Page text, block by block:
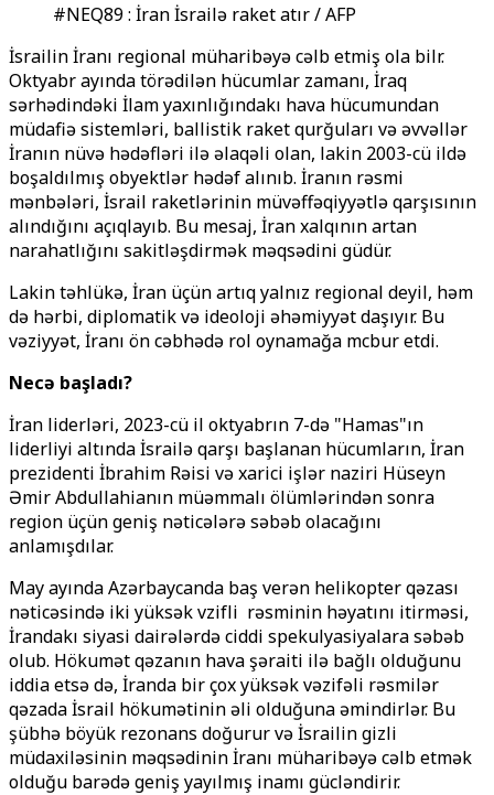
#NEQ89 : İran İsrailə raket atır / AFP
İsrailin İranı regional müharibəyə cəlb etmiş ola bilәr.
Oktyabr ayında törədilən hücumlar zamanı, İraq
sərhədindəki İlam yaxınlığındakı hava hücumundan
müdafiə sistemləri, ballistik raket qurğuları və əvvəllər
İranın nüvə hədəfləri ilə əlaqəli olan, lakin 2003-cü ildə
boşaldılmış obyektlər hədəf alınıb. İranın rəsmi
mənbələri, İsrail raketlərinin müvəffəqiyyətlə qarşısının
alındığını açıqlayıb. Bu mesaj, İran xalqının artan
narahatlığını sakitləşdirmək məqsədini güdür.
Lakin təhlükə, İran üçün artıq yalnız regional deyil, həm
də hərbi, diplomatik və ideoloji əhəmiyyət daşıyır. Bu
vəziyyət, İranı ön cəbhədə rol oynamağa mәcbur etdi.
Necə başladı?
İran liderləri, 2023-cü il oktyabrın 7-də "Hamas"ın
liderliyi altında İsrailə qarşı başlanan hücumların, İran
prezidenti İbrahim Rəisi və xarici işlər naziri Hüseyn
Əmir Abdullahianın müəmmalı ölümlərindən sonra
region üçün geniş nəticələrə səbəb olacağını
anlamışdılar.
May ayında Azərbaycanda baş verən helikopter qəzası
nəticəsində iki yüksək vәzifәli rəsminin həyatını itirməsi,
İrandakı siyasi dairələrdə ciddi spekulyasiyalara səbəb
olub. Hökumət qəzanın hava şəraiti ilə bağlı olduğunu
iddia etsə də, İranda bir çox yüksək vəzifəli rəsmilər
qəzada İsrail hökumətinin əli olduğuna əmindirlər. Bu
şübhə böyük rezonans doğurur və İsrailin gizli
müdaxiləsinin məqsədinin İranı müharibəyə cəlb etmək
olduğu barədə geniş yayılmış inamı gücləndirir.